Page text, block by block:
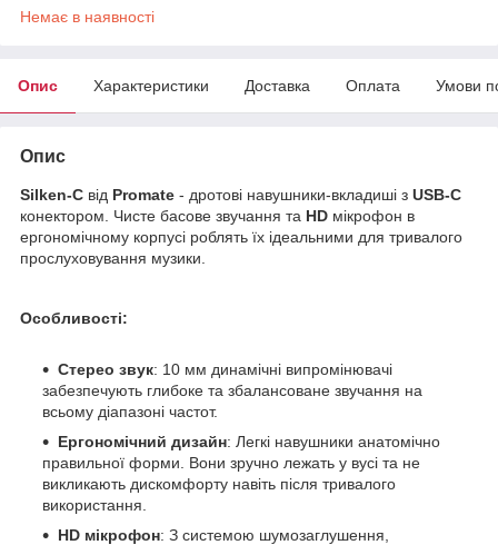
Немає в наявності
Опис Характеристики Доставка Оплата Умови
Опис
Silken-C від Promate - дротові навушники-вкладиші з USB-C
конектором. Чисте басове звучання та HD мікрофон в
ергономічному корпусі роблять їх ідеальними для тривалого
прослуховування музики.
Особливості:
Стерео звук: 10 мм динамічні випромінювачі
забезпечують глибоке та збалансоване звучання на
всьому діапазоні частот.
Ергономічний дизайн: Легкі навушники анатомічно
правильної форми. Вони зручно лежать у вусі та не
викликають дискомфорту навіть після тривалого
використання.
HD мікрофон: З системою шумозаглушення,